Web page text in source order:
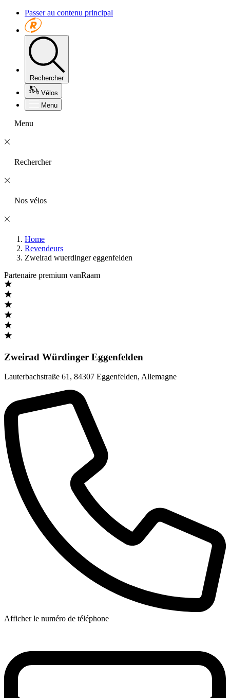
Passer au contenu principal
Rechercher
Vélos
Menu
Menu
Rechercher
Nos vélos
Home
Revendeurs
Zweirad wuerdinger eggenfelden
Partenaire premium vanRaam
Zweirad Würdinger Eggenfelden
Lauterbachstraße 61, 84307 Eggenfelden, Allemagne
Afficher le numéro de téléphone